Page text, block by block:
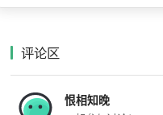
评论区
恨相知晚